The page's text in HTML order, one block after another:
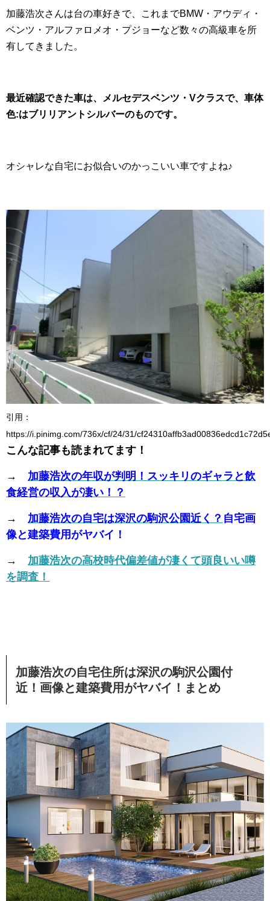
加藤浩次さんは台の車好きで、これまでBMW・アウディ・
ベンツ・アルファロメオ・プジョーなど数々の高級車を所
有してきました。
最近確認できた車は、メルセデスベンツ・Vクラスで、車体
色:はブリリアントシルバーのものです。
オシャレな自宅にお似合いのかっこいい車ですよね♪
引用：
https://i.pinimg.com/736x/cf/24/31/
こんな記事も読まれてます！
→ 加藤浩次の年収が判明！スッキリのギャラと飲
食経営の収入が凄い！？
→ 加藤浩次の自宅は深沢の駒沢公園近く？ 自宅画
像と建築費用がヤバイ！
→ 加藤浩次の高校時代偏差値が凄くて頭良いい噂
を調査！
加藤浩次の自宅住所は深沢の駒沢公園付
近！画像と建築費用がヤバイ！まとめ